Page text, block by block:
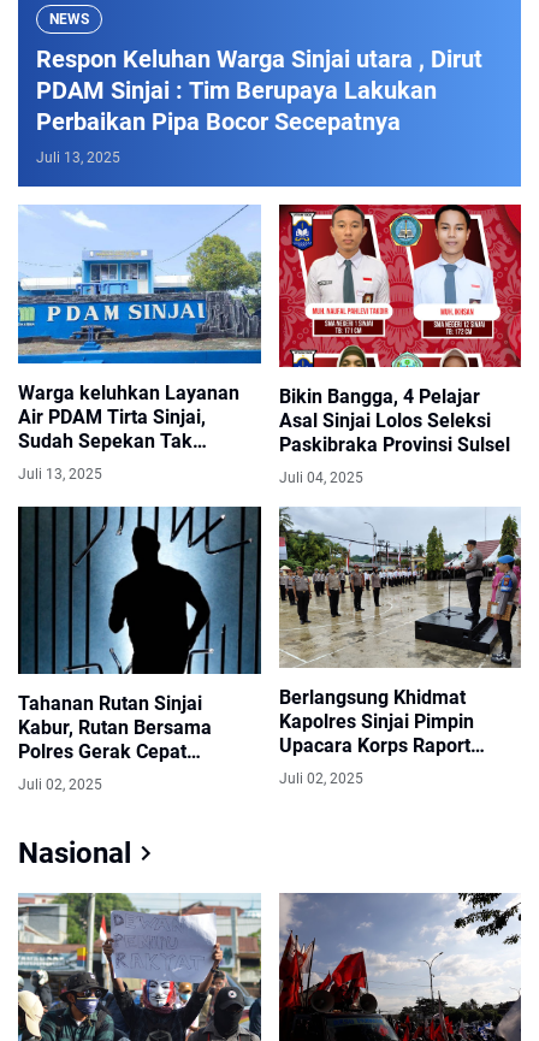
NEWS
Respon Keluhan Warga Sinjai utara , Dirut
PDAM Sinjai : Tim Berupaya Lakukan
Perbaikan Pipa Bocor Secepatnya
Juli 13, 2025
Warga keluhkan Layanan
Air PDAM Tirta Sinjai,
Sudah Sepekan Tak
Mengalir
Juli 13, 2025
Bikin Bangga, 4 Pelajar
Asal Sinjai Lolos Seleksi
Paskibraka Provinsi Sulsel
Juli 04, 2025
Tahanan Rutan Sinjai
Kabur, Rutan Bersama
Polres Gerak Cepat
Lakukan Pencarian
Juli 02, 2025
Berlangsung Khidmat
Kapolres Sinjai Pimpin
Upacara Korps Raport
Kenaikan Pangkat 23
Personel
Juli 02, 2025
Nasional